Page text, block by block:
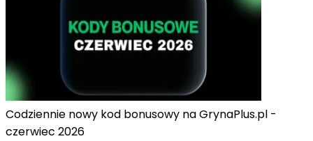
Codziennie nowy kod bonusowy na GrynaPlus.pl -
czerwiec 2026